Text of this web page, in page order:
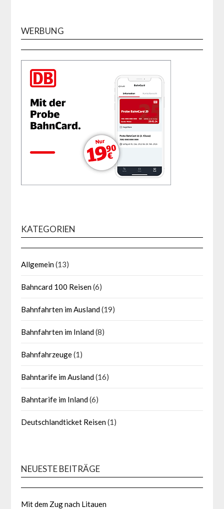
WERBUNG
KATEGORIEN
Allgemein(13)
Bahncard 100 Reisen(6)
Bahnfahrten im Ausland(19)
Bahnfahrten im Inland(8)
Bahnfahrzeuge(1)
Bahntarife im Ausland(16)
Bahntarife im Inland(6)
Deutschlandticket Reisen(1)
NEUESTE BEITRÄGE
Mit dem Zug nach Litauen